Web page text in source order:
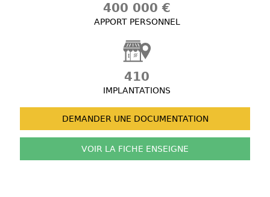
400 000 €
APPORT PERSONNEL
410
IMPLANTATIONS
DEMANDER UNE DOCUMENTATION
VOIR LA FICHE ENSEIGNE